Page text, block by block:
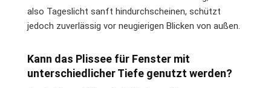
also Tageslicht sanft hindurchscheinen, schützt
jedoch zuverlässig vor neugierigen Blicken von außen.
Kann das Plissee für Fenster mit
unterschiedlicher Tiefe genutzt werden?